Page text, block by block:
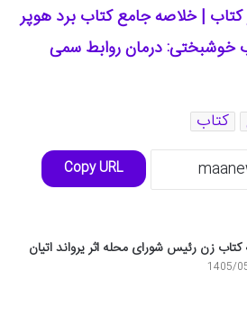
| خلاصه جامع کتاب برد هوپر
خوشبختی: درمان روابط سمی
کتاب
Copy URL
زن رئیس شورای محله اثر یرواند اتیان
1405/